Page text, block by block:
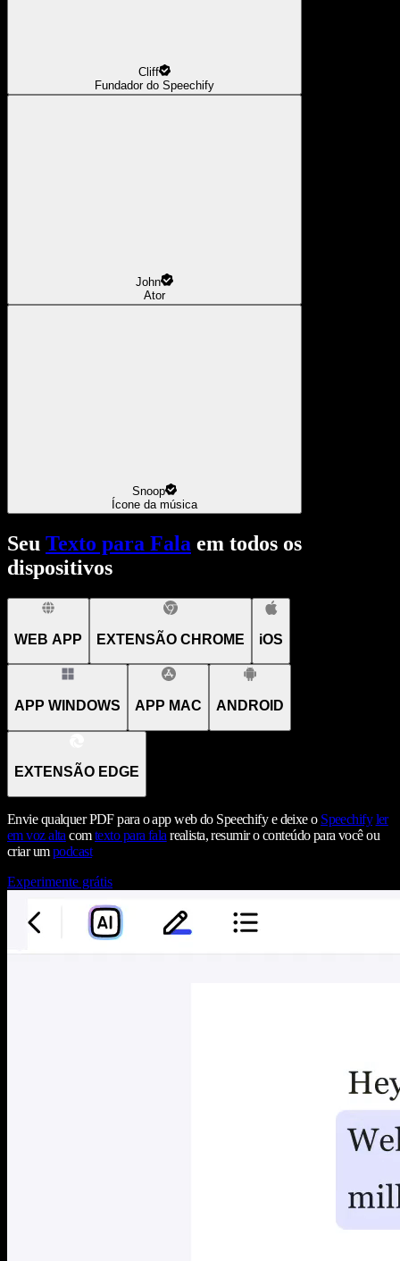
Cliff
Fundador do Speechify
John
Ator
Snoop
Ícone da música
Seu Texto para Fala em todos os
dispositivos
WEB APP EXTENSÃO CHROME iOS
APP WINDOWS APP MAC ANDROID
EXTENSÃO EDGE
Envie qualquer PDF para o app web do Speechify e deixe o Speechify ler
em voz alta comtexto para fala realista, resumir o conteúdo para você ou
criar umpodcast
Experimente grátis